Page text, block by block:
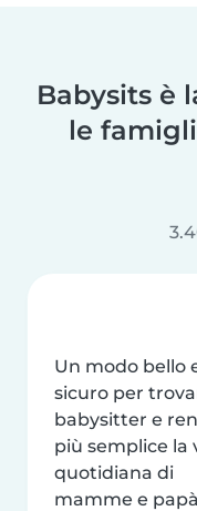
Babysits è
le
Un modo bello
sicuro per
babysitter e
più semplice la
quotidiana di
mamme e